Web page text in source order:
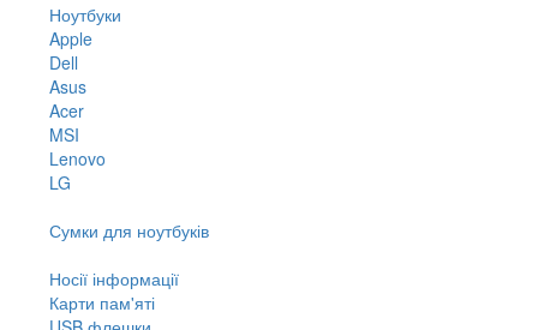
Ноутбуки
Apple
Dell
Asus
Acer
MSI
Lenovo
LG
Сумки для ноутбуків
Носії інформації
Карти пам'яті